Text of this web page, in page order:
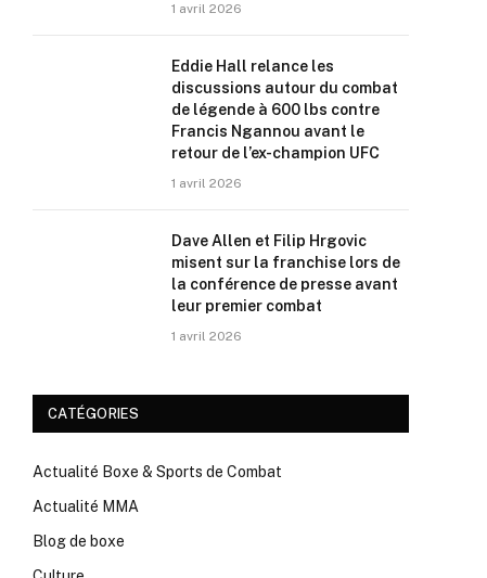
1 avril 2026
Eddie Hall relance les
discussions autour du combat
de légende à 600 lbs contre
Francis Ngannou avant le
retour de l’ex-champion UFC
1 avril 2026
Dave Allen et Filip Hrgovic
misent sur la franchise lors de
la conférence de presse avant
leur premier combat
1 avril 2026
CATÉGORIES
Actualité Boxe & Sports de Combat
Actualité MMA
Blog de boxe